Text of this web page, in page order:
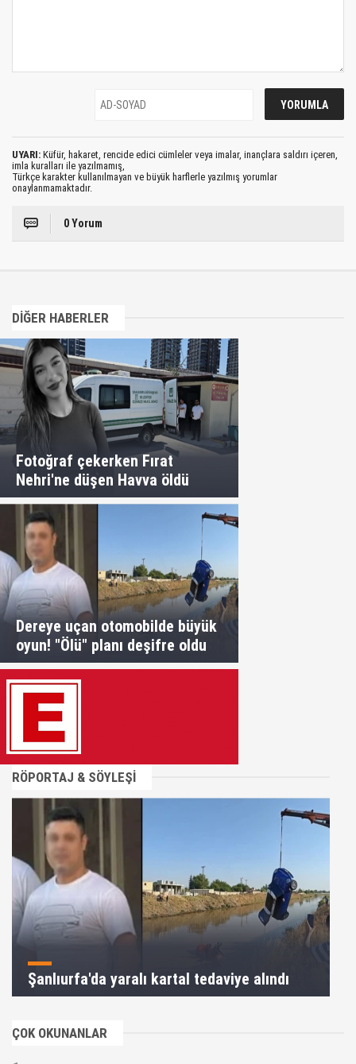
UYARI: Küfür, hakaret, rencide edici cümleler veya imalar, inançlara saldırı içeren,
imla kuralları ile yazılmamış,
Türkçe karakter kullanılmayan ve büyük harflerle yazılmış yorumlar
onaylanmamaktadır.
0 Yorum
DİĞER HABERLER
Fotoğraf çekerken Fırat
Nehri'ne düşen Havva öldü
Dereye uçan otomobilde büyük
oyun! "Ölü" planı deşifre oldu
RÖPORTAJ & SÖYLEŞİ
Şanlıurfa'da yaralı kartal tedaviye alındı
ÇOK OKUNANLAR